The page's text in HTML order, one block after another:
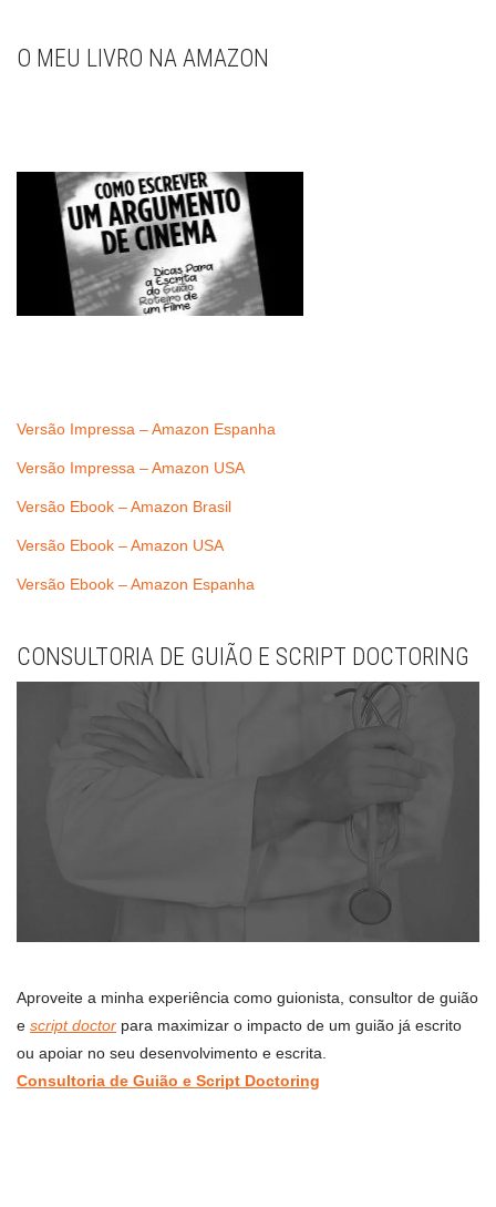
O MEU LIVRO NA AMAZON
Versão Impressa – Amazon Espanha
Versão Impressa – Amazon USA
Versão Ebook – Amazon Brasil
Versão Ebook – Amazon USA
Versão Ebook – Amazon Espanha
CONSULTORIA DE GUIÃO E SCRIPT DOCTORING
Aproveite a minha experiência como guionista, consultor de guião
e script doctor para maximizar o impacto de um guião já escrito
ou apoiar no seu desenvolvimento e escrita.
Consultoria de Guião e Script Doctoring